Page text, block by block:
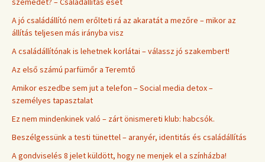
A jó családállító nem erőlteti rá az akaratát a mezőre – mikor az
állítás teljesen más irányba visz
A családállítónak is lehetnek korlátai – válassz jó szakembert!
Az első számú parfümőr a Teremtő
Amikor eszedbe sem jut a telefon – Social media detox –
személyes tapasztalat
Ez nem mindenkinek való – zárt önismereti klub: habcsók.
Beszélgessünk a testi tünettel – aranyér, identitás és családállítás
A gondviselés 8 jelet küldött, hogy ne menjek el a színházba!